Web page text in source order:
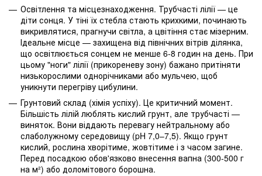
Освітлення та місцезнаходження. Трубчасті лілії — це
діти сонця. У тіні їх стебла стають крихкими, починають
викривлятися, прагнучи світла, а цвітіння стає мізерним.
Ідеальне місце — захищена від північних вітрів ділянка,
що освітлюється сонцем не менше 6-8 годин на день. При
цьому "ноги" лілії (прикореневу зону) бажано притіняти
низькорослими однорічниками або мульчею, щоб
уникнути перегріву цибулини.
Грунтовий склад (хімія успіху). Це критичний момент.
Більшість лілій люблять кислий грунт, але трубчасті —
виняток. Вони віддають перевагу нейтральному або
слаболужному середовищу (pH 7,0–7,5). Якщо грунт
кислий, рослина хворітиме, жовтітиме і з часом загине.
Перед посадкою обов'язково внесення вапна (300-500 г
на м²) або доломітового борошна.